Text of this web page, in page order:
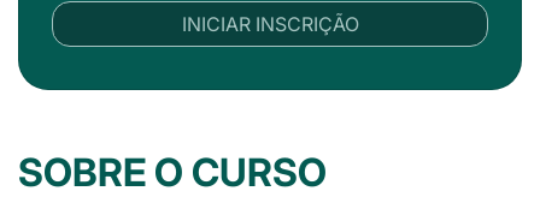
INICIAR INSCRIÇÃO
SOBRE O CURSO